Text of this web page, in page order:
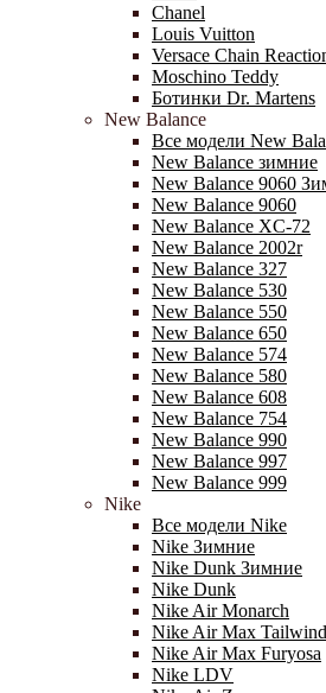
Chanel
Louis Vuitton
Versace Chain
Moschino Teddy
Ботинки Dr. Martens
New Balance
Все модели New
New Balance зимние
New Balance 9060
New Balance 9060
New Balance XC-72
New Balance 2002r
New Balance 327
New Balance 530
New Balance 550
New Balance 650
New Balance 574
New Balance 580
New Balance 608
New Balance 754
New Balance 990
New Balance 997
New Balance 999
Nike
Все модели Nike
Nike Зимние
Nike Dunk Зимние
Nike Dunk
Nike Air Monarch
Nike Air Max
Nike Air Max Furyosa
Nike LDV